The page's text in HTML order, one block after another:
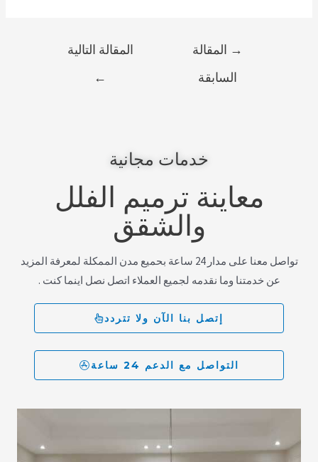
→ المقالة
السابقة
المقالة التالية
←
خدمات مجانية
معاينة ترميم الفلل
والشقق
تواصل معنا على مدار 24 ساعة بحميع مدن الممكلة لمعرفة المزيد
عن خدمتنا وما نقدمه لجميع العملاء اتصل نصل اينما كنت .
إتصل بنا الآن ولا تتردد
التواصل مع الدعم 24 ساعة